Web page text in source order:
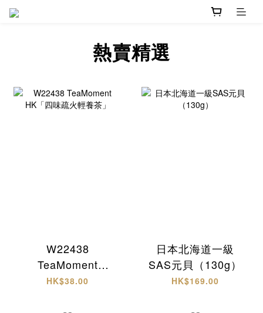
熱賣精選
W22438
TeaMoment
HK「四味疏火輕養
HK$38.00
日本北海道一級
SAS元貝（130g）
HK$169.00